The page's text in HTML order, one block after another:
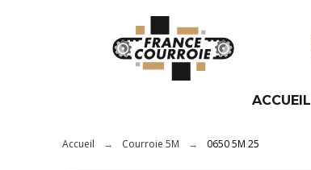
ACCUEIL
Accueil Courroie 5M 0650 5M 25